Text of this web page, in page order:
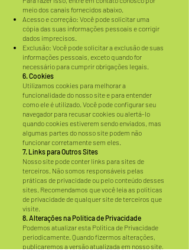
meio dos canais fornecidos abaixo.
Acesso e correção: Você pode solicitar uma
cópia das suas informações pessoais e corrigir
dados imprecisos.
Exclusão: Você pode solicitar a exclusão de suas
informações pessoais, exceto quando for
necessário para cumprir obrigações legais.
6. Cookies
Utilizamos cookies para melhorar a
funcionalidade do nosso site e para entender
como ele é utilizado. Você pode configurar seu
navegador para recusar cookies ou alertá-lo
quando cookies estiverem sendo enviados, mas
algumas partes do nosso site podem não
funcionar corretamente sem eles.
7. Links para Outros Sites
Nosso site pode conter links para sites de
terceiros. Não somos responsáveis pelas
práticas de privacidade ou pelo conteúdo desses
sites. Recomendamos que você leia as políticas
de privacidade de qualquer site de terceiros que
visite.
8. Alterações na Política de Privacidade
Podemos atualizar esta Política de Privacidade
periodicamente. Quando fizermos alterações,
publicaremos a versão atualizada em nosso site,